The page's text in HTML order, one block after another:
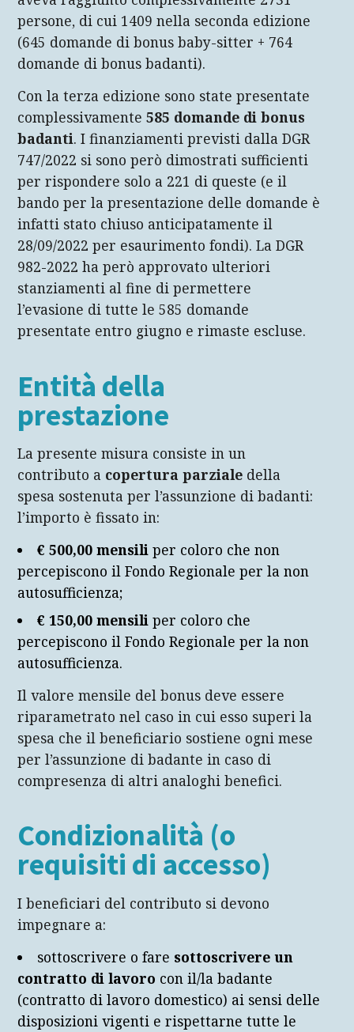
persone, di cui 1409 nella seconda edizione
(645 domande di bonus baby-sitter + 764
domande di bonus badanti).
Con la terza edizione sono state presentate
complessivamente585 domande di bonus
badanti. I finanziamenti previsti dalla DGR
747/2022 si sono però dimostrati sufficienti
per rispondere solo a 221 di queste (e il
bando per la presentazione delle domande è
infatti stato chiuso anticipatamente il
28/09/2022 per esaurimento fondi). La DGR
982-2022 ha però approvato ulteriori
stanziamenti al fine di permettere
l’evasione di tutte le 585 domande
presentate entro giugno e rimaste escluse.
Entità della
prestazione
La presente misura consiste in un
contributo a copertura parziale della
spesa sostenuta per l’assunzione di badanti:
l’importo è fissato in:
€ 500,00 mensiliper coloro che non
percepiscono il Fondo Regionale per la non
autosufficienza;
€ 150,00 mensili per coloro che
percepiscono il Fondo Regionale per la non
autosufficienza.
Il valore mensile del bonus deve essere
riparametrato nel caso in cui esso superi la
spesa che il beneficiario sostiene ogni mese
per l’assunzione di badante in caso di
compresenza di altri analoghi benefici.
Condizionalità (o
requisiti di accesso)
I beneficiari del contributo si devono
impegnare a:
sottoscrivere o fare sottoscrivere un
contratto di lavoro con il/la badante
(contratto di lavoro domestico) ai sensi delle
disposizioni vigenti e rispettarne tutte le